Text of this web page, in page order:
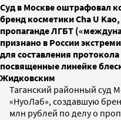
Суд в Москве оштрафовал
бренд косметики Cha U
пропаганде ЛГБТ
признано в России
для составления
посвященные линейке
Жидковским
Таганский районный суд
«НуоЛаб», создавшую
млн рублей по делу о